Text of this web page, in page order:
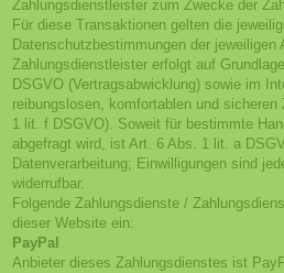
Zahlungsdienstleister zum Zwecke der
Für diese Transaktionen gelten die
Datenschutzbestimmungen der jeweiligen
Zahlungsdienstleister erfolgt auf
DSGVO (Vertragsabwicklung) sowie im
reibungslosen, komfortablen und
1 lit. f DSGVO). Soweit für bestimmte
abgefragt wird, ist Art. 6 Abs. 1 lit. a
Datenverarbeitung; Einwilligungen sind
widerrufbar.
Folgende Zahlungsdienste /
dieser Website ein:
PayPal
Anbieter dieses Zahlungsdienstes ist